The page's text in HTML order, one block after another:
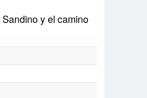
y el camino